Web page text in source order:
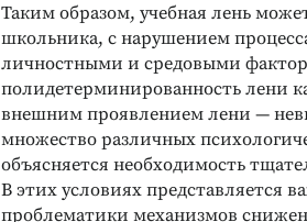
Таким образом, учебная лень
школьника, с нарушением
личностными и средовыми
полидетерминированность лени
внешним проявлением лени —
множество различных
объясняется необходимость
В этих условиях представляется
проблематики механизмов